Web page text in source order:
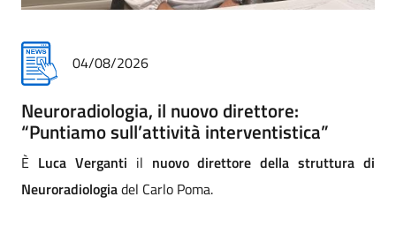
di
31/07/2026
Addio commosso all'infermiere Matteo
Paccini
Addio commosso di Asst a Matteo Paccini,
professionale della Cra (comunità riabilitativa